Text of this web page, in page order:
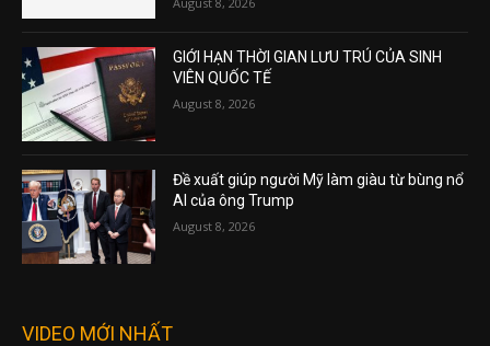
GIỚI HẠN THỜI GIAN LƯU TRÚ CỦA SINH
VIÊN QUỐC TẾ
August 8, 2026
Đề xuất giúp người Mỹ làm giàu từ bùng nổ
AI của ông Trump
August 8, 2026
VIDEO MỚI NHẤT